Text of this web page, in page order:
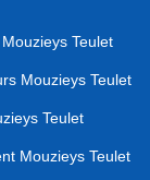
Teulet
Mouzieys Teulet
Teulet
Mouzieys Teulet